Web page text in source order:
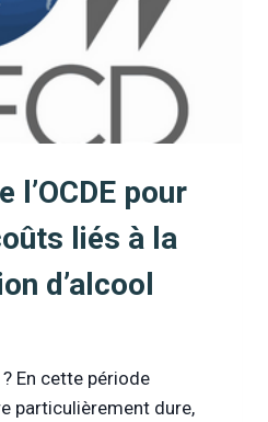
l’OCDE pour
liés à la
d’alcool
En cette période
particulièrement dure,